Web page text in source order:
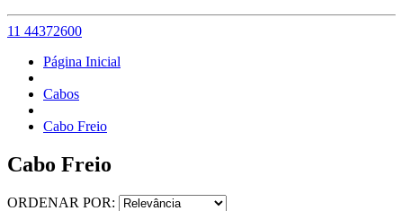
11 44372600
Página Inicial
Cabos
Cabo Freio
Cabo Freio
ORDENAR POR: